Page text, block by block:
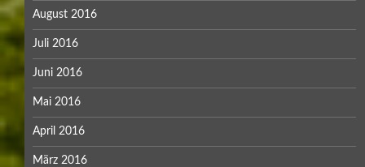
August 2016
Juli 2016
Juni 2016
Mai 2016
April 2016
März 2016